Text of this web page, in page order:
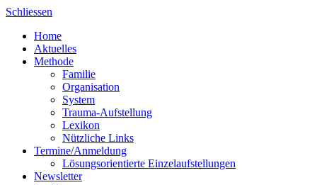
Skip
content
Schliessen
Home
Aktuelles
Methode
Familie
Organisation
System
Trauma-Aufstellung
Lexikon
Nützliche Links
Termine/Anmeldung
Lösungsorientierte Einzelaufstellungen
Newsletter